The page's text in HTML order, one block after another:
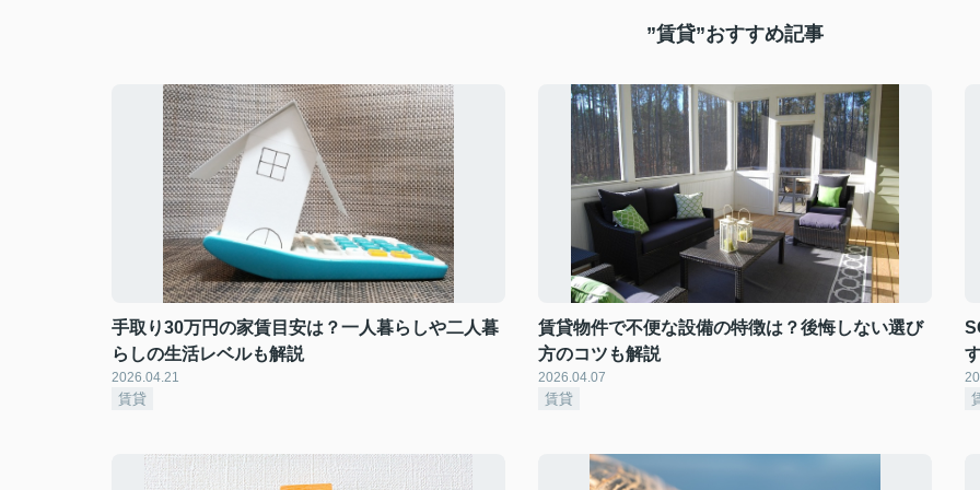
”賃貸”おすすめ記事
手取り30万円の家賃目安は？一人暮らしや二人暮
らしの生活レベルも解説
2026.04.21
賃貸
賃貸物件で不便な設備の特徴は？後悔しない選び
方のコツも解説
2026.04.07
賃貸